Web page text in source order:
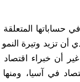
في حساباتها
المئة غير أن خبراء
في آسيا،